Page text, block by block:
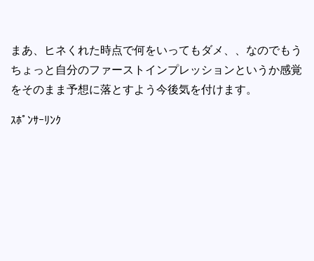
まあ、ヒネくれた時点で何をいってもダメ、、なのでもう
ちょっと自分のファーストインプレッションというか感覚
をそのまま予想に落とすよう今後気を付けます。
ｽﾎﾟﾝｻｰﾘﾝｸ